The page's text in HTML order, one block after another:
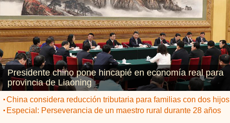
Presidente chino pone hincapié en economía real para
provincia de Liaoning
China considera reducción tributaria para familias con dos hijos
Especial: Perseverancia de un maestro rural durante 28 años